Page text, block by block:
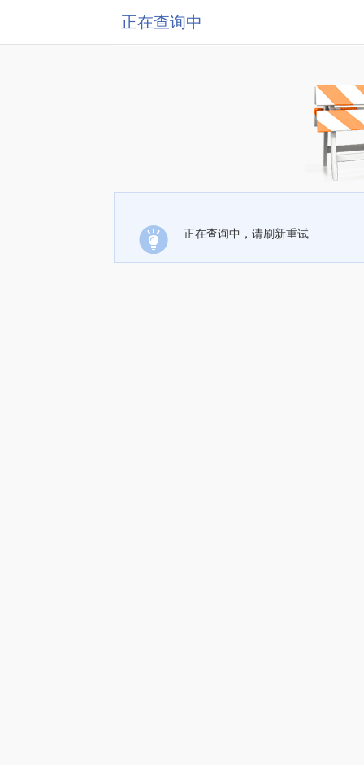
正在查询中
正在查询中，请刷新重试